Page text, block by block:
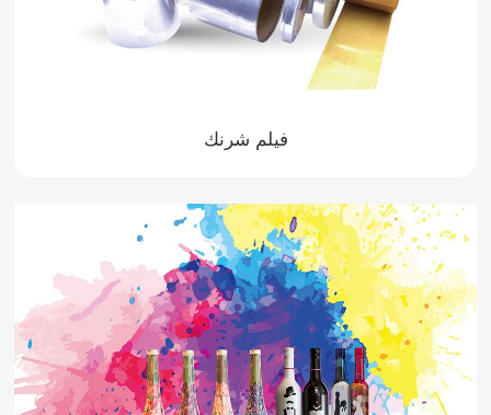
فيلم شرنك